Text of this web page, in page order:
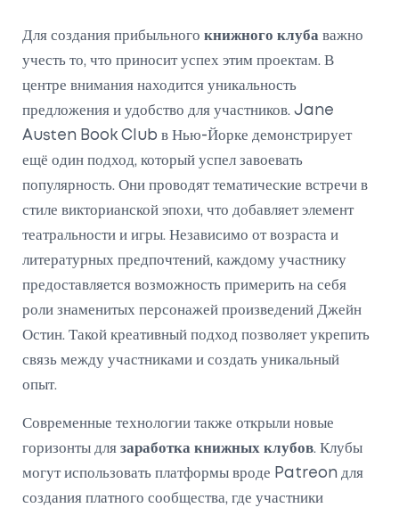
Для создания прибыльного книжного клуба важно
учесть то, что приносит успех этим проектам. В
центре внимания находится уникальность
предложения и удобство для участников. Jane
Austen Book Club в Нью-Йорке демонстрирует
ещё один подход, который успел завоевать
популярность. Они проводят тематические встречи в
стиле викторианской эпохи, что добавляет элемент
театральности и игры. Независимо от возраста и
литературных предпочтений, каждому участнику
предоставляется возможность примерить на себя
роли знаменитых персонажей произведений Джейн
Остин. Такой креативный подход позволяет укрепить
связь между участниками и создать уникальный
опыт.
Современные технологии также открыли новые
горизонты для заработка книжных клубов. Клубы
могут использовать платформы вроде Patreon для
создания платного сообщества, где участники